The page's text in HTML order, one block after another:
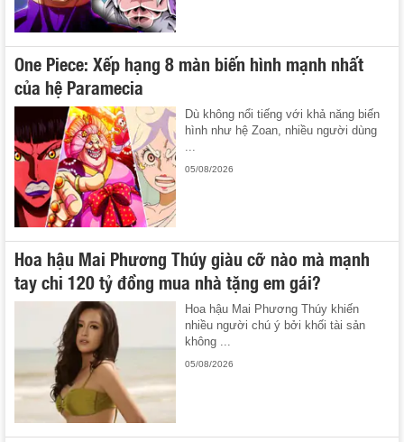
One Piece: Xếp hạng 8 màn biến hình mạnh nhất
của hệ Paramecia
Dù không nổi tiếng với khả năng biến
hình như hệ Zoan, nhiều người dùng
05/08/2026
Hoa hậu Mai Phương Thúy giàu cỡ nào mà mạnh
tay chi 120 tỷ đồng mua nhà tặng em gái?
Hoa hậu Mai Phương Thúy khiến
nhiều người chú ý bởi khối tài sản
không ...
05/08/2026